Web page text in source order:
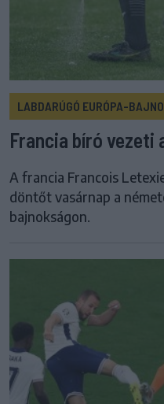
LABDARÚGÓ EURÓPA-
Francia bíró vezeti
A francia Francois
döntőt vasárnap a
bajnokságon.